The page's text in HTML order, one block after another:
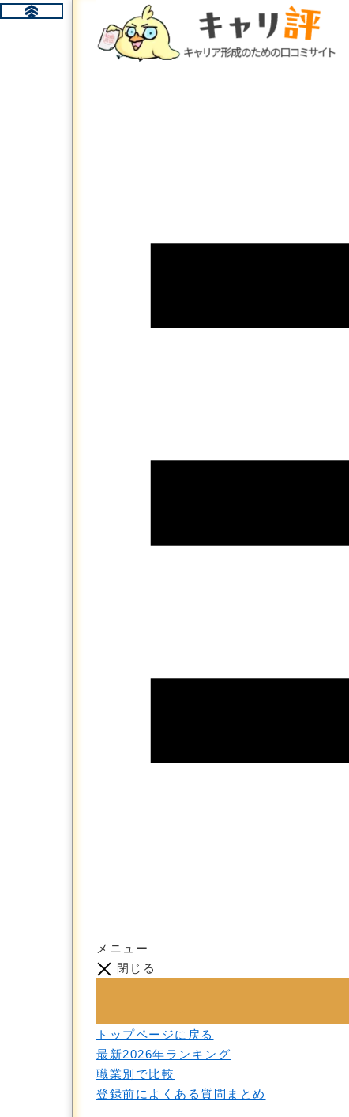
メニュー
閉じる
トップページに戻る
最新2026年ランキング
職業別で比較
登録前によくある質問まとめ